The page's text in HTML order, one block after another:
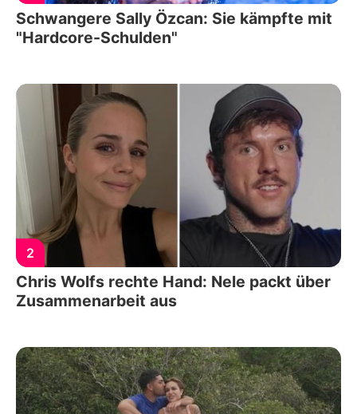
Schwangere Sally Özcan: Sie kämpfte mit
"Hardcore-Schulden"
2
Chris Wolfs rechte Hand: Nele packt über
Zusammenarbeit aus